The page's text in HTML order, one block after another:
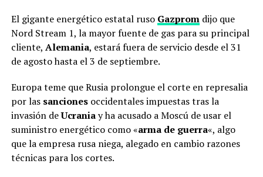
El gigante energético estatal ruso Gazpromdijo que
Nord Stream 1, la mayor fuente de gas para su principal
cliente, Alemania, estará fuera de servicio desde el 31
de agosto hasta el 3 de septiembre.
Europa teme que Rusia prolongue el corte en represalia
por las sanciones occidentales impuestas tras la
invasión deUcraniay ha acusado a Moscú de usar el
suministro energético como «arma de guerra«, algo
que la empresa rusa niega, alegado en cambio razones
técnicas para los cortes.